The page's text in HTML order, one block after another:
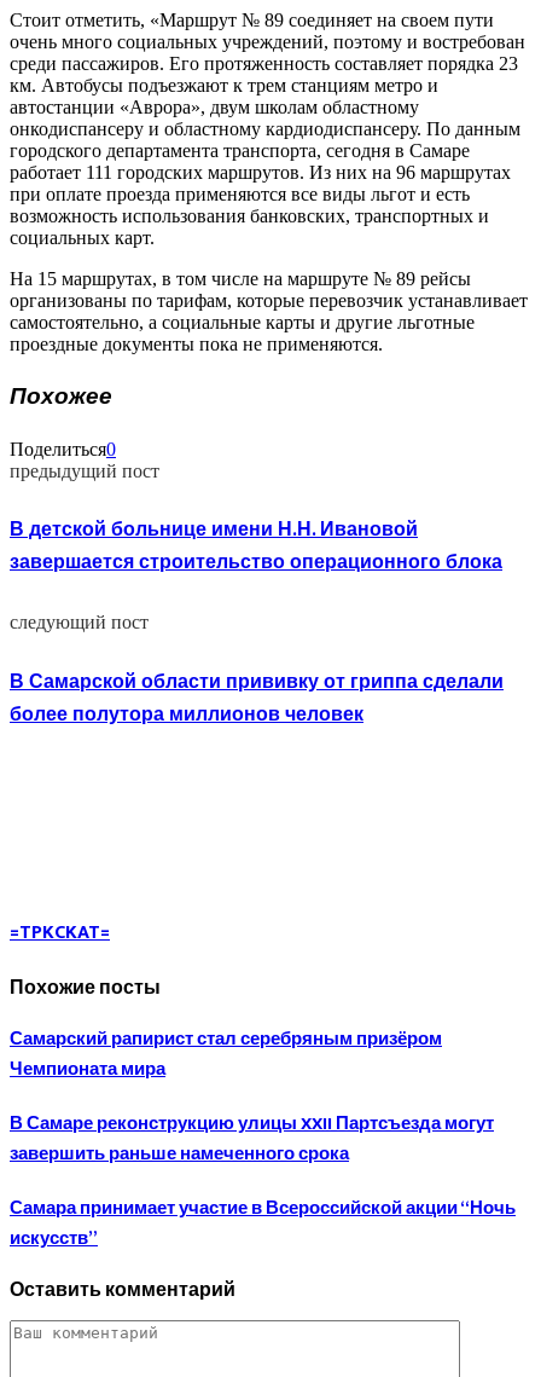
Стоит отметить, «Маршрут № 89 соединяет на своем пути
очень много социальных учреждений, поэтому и востребован
среди пассажиров. Его протяженность составляет порядка 23
км. Автобусы подъезжают к трем станциям метро и
автостанции «Аврора», двум школам областному
онкодиспансеру и областному кардиодиспансеру. По данным
городского департамента транспорта, сегодня в Самаре
работает 111 городских маршрутов. Из них на 96 маршрутах
при оплате проезда применяются все виды льгот и есть
возможность использования банковских, транспортных и
социальных карт.
На 15 маршрутах, в том числе на маршруте № 89 рейсы
организованы по тарифам, которые перевозчик устанавливает
самостоятельно, а социальные карты и другие льготные
проездные документы пока не применяются.
Похожее
Поделиться0
предыдущий пост
В детской больнице имени Н.Н. Ивановой
завершается строительство операционного блока
следующий пост
В Самарской области прививку от гриппа сделали
более полутора миллионов человек
=TPKCKAT=
Похожие посты
Самарский рапирист стал серебряным призёром
Чемпионата мира
В Самаре реконструкцию улицы XXII Партсъезда могут
завершить раньше намеченного срока
Самара принимает участие в Всероссийской акции “Ночь
искусств”
Оставить комментарий